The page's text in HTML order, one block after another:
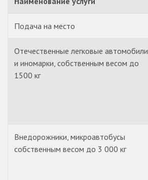
Подача на место
Отечественные легковые автомобили
и иномарки, собственным весом до
1500 кг
Внедорожники, микроавтобусы
собственным весом до 3 000 кг